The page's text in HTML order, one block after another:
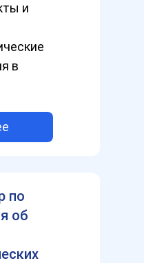
и
в
по
об